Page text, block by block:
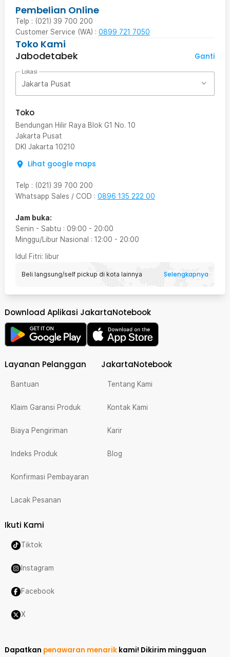
Pembelian Online
Telp : (021) 39 700 200
Customer Service (WA) : 0899 721 7050
Toko Kami
Jabodetabek
Ganti
Lokasi
Jakarta Pusat
Toko
Bendungan Hilir Raya Blok G1 No. 10
Jakarta Pusat
DKI Jakarta 10210
Lihat google maps
Telp : (021) 39 700 200
Whatsapp Sales / COD : 0896 135 222 00
Jam buka:
Senin - Sabtu : 09:00 - 20:00
Minggu/Libur Nasional : 12:00 - 20:00
Idul Fitri: libur
Beli langsung/self pickup di kota lainnya Selengkapnya
Download Aplikasi JakartaNotebook
Layanan Pelanggan
Bantuan
Klaim Garansi Produk
Biaya Pengiriman
Indeks Produk
Konfirmasi Pembayaran
Lacak Pesanan
JakartaNotebook
Tentang Kami
Kontak Kami
Karir
Blog
Ikuti Kami
Tiktok
Instagram
Facebook
X
Dapatkan penawaran menarik kami! Dikirim mingguan